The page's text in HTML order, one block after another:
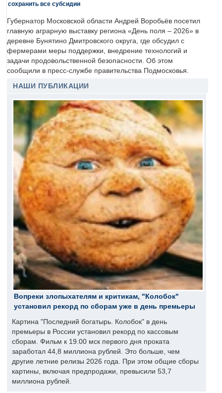
сохранить все субсидии
Губернатор Московской области Андрей Воробьёв посетил
главную аграрную выставку региона «День поля – 2026» в
деревне Бунятино Дмитровского округа, где обсудил с
фермерами меры поддержки, внедрение технологий и
задачи продовольственной безопасности. Об этом
сообщили в пресс-службе правительства Подмосковья.
НАШИ ПУБЛИКАЦИИ
Вопреки злопыхателям и критикам, "Колобок"
установил рекорд по сборам уже в день премьеры
Картина "Последний богатырь. Колобок" в день
премьеры в России установил рекорд по кассовым
сборам. Фильм к 19.00 мск первого дня проката
заработал 44,8 миллиона рублей. Это больше, чем
другие летние релизы 2026 года. При этом общие сборы
картины, включая предпродажи, превысили 53,7
миллиона рублей.